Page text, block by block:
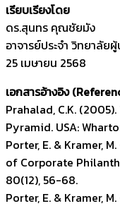
เรียบเรียงโดย
ดร.สุนทร คุณชัยมัง
อาจารย์ประจำ วิทยาลั
25 เมษายน 2568
เอกสารอ้างอิง
Prahalad, C.K.
Pyramid. USA:
Porter, E. & Kramer,
of Corporate
80(12), 56-68.
Porter, E. & Kramer,